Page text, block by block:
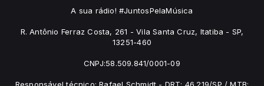
A sua rádio! #JuntosPelaMúsica
R. Antônio Ferraz Costa, 261 - Vila Santa Cruz, Itatiba - SP,
13251-460
CNPJ:58.509.841/0001-09